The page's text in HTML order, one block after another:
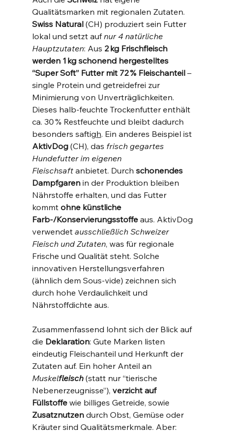
Qualitätsmarken mit regionalen Zutaten.
Swiss Natural (CH) produziert sein Futter
lokal und setzt auf nur 4 natürliche
Hauptzutaten: Aus 2 kg Frischfleisch
werden 1 kg schonend hergestelltes
“Super Soft” Futter mit 72 % Fleischanteil –
single Protein und getreidefrei zur
Minimierung von Unverträglichkeiten​.
Dieses halb-feuchte Trockenfutter enthält
ca. 30 % Restfeuchte und bleibt dadurch
besonders saftigh. Ein anderes Beispiel ist
AktivDog (CH), das frisch gegartes
Hundefutter im eigenen
Fleischsaft anbietet. Durch schonendes
Dampfgaren in der Produktion bleiben
Nährstoffe erhalten, und das Futter
kommt ohne künstliche
Farb-/Konservierungsstoffe aus​. AktivDog
verwendet ausschließlich Schweizer
Fleisch und Zutaten, was für regionale
Frische und Qualität steht​. Solche
innovativen Herstellungsverfahren
(ähnlich dem Sous-vide) zeichnen sich
durch hohe Verdaulichkeit und
Nährstoffdichte aus.
Zusammenfassend lohnt sich der Blick auf
die Deklaration: Gute Marken listen
eindeutig Fleischanteil und Herkunft der
Zutaten auf. Ein hoher Anteil an
Muskelfleisch (statt nur “tierische
Nebenerzeugnisse”), verzicht auf
Füllstoffe wie billiges Getreide, sowie
Zusatznutzen durch Obst, Gemüse oder
Kräuter sind Qualitätsmerkmale. Aber: